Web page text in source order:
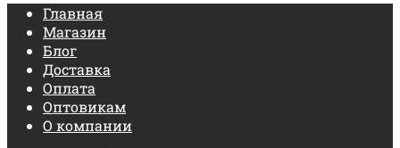
Главная
Магазин
Блог
Доставка
Оплата
Оптовикам
О компании